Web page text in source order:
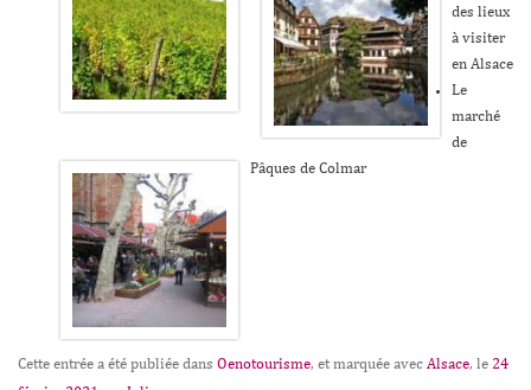
des lieux
à visiter
en Alsace
Le
marché
de
Pâques de Colmar
Cette entrée a été publiée dans Oenotourisme, et marquée avec Alsace, le 24